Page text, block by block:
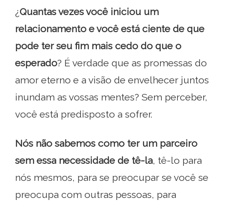
¿Quantas vezes você iniciou um
relacionamento e você está ciente de que
pode ter seu fim mais cedo do que o
esperado? É verdade que as promessas do
amor eterno e a visão de envelhecer juntos
inundam as vossas mentes? Sem perceber,
você está predisposto a sofrer.
Nós não sabemos como ter um parceiro
sem essa necessidade de tê-la, tê-lo para
nós mesmos, para se preocupar se você se
preocupa com outras pessoas, para